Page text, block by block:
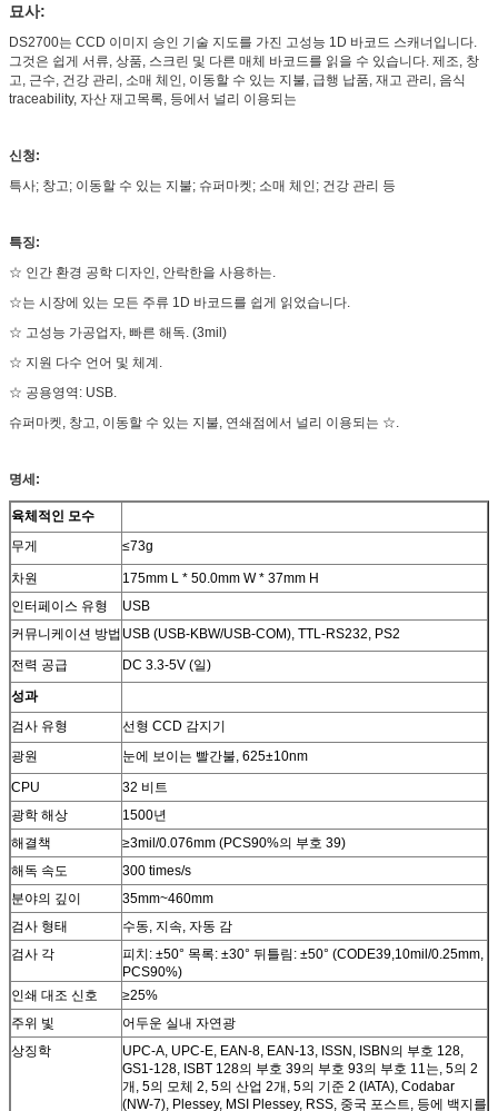
묘사:
DS2700는 CCD 이미지 승인 기술 지도를 가진 고성능 1D 바코드 스캐너입니다.
그것은 쉽게 서류, 상품, 스크린 및 다른 매체 바코드를 읽을 수 있습니다. 제조, 창
고, 근수, 건강 관리, 소매 체인, 이동할 수 있는 지불, 급행 납품, 재고 관리, 음식
traceability, 자산 재고목록, 등에서 널리 이용되는
신청:
특사; 창고; 이동할 수 있는 지불; 슈퍼마켓; 소매 체인; 건강 관리 등
특징:
☆ 인간 환경 공학 디자인, 안락한을 사용하는.
☆는 시장에 있는 모든 주류 1D 바코드를 쉽게 읽었습니다.
☆ 고성능 가공업자, 빠른 해독. (3mil)
☆ 지원 다수 언어 및 체계.
☆ 공용영역: USB.
슈퍼마켓, 창고, 이동할 수 있는 지불, 연쇄점에서 널리 이용되는 ☆.
명세:
육체적인 모수
무게
≤73g
차원
175mm L * 50.0mm W * 37mm H
인터페이스 유형
USB
커뮤니케이션 방법 USB (USB-KBW/USB-COM), TTL-RS232, PS2
전력 공급
DC 3.3-5V (일)
성과
검사 유형
선형 CCD 감지기
광원
눈에 보이는 빨간불, 625±10nm
CPU
32 비트
광학 해상
1500년
해결책
≥3mil/0.076mm (PCS90%의 부호 39)
해독 속도
300 times/s
분야의 깊이
35mm~460mm
검사 형태
수동, 지속, 자동 감
검사 각
피치: ±50° 목록: ±30° 뒤틀림: ±50° (CODE39,10mil/0.25mm,
PCS90%)
인쇄 대조 신호
≥25%
주위 빛
어두운 실내 자연광
상징학
UPC-A, UPC-E, EAN-8, EAN-13, ISSN, ISBN의 부호 128,
GS1-128, ISBT 128의 부호 39의 부호 93의 부호 11는, 5의 2
개, 5의 모체 2, 5의 산업 2개, 5의 기준 2 (IATA), Codabar
(NW-7), Plessey, MSI Plessey, RSS, 중국 포스트, 등에 백지를